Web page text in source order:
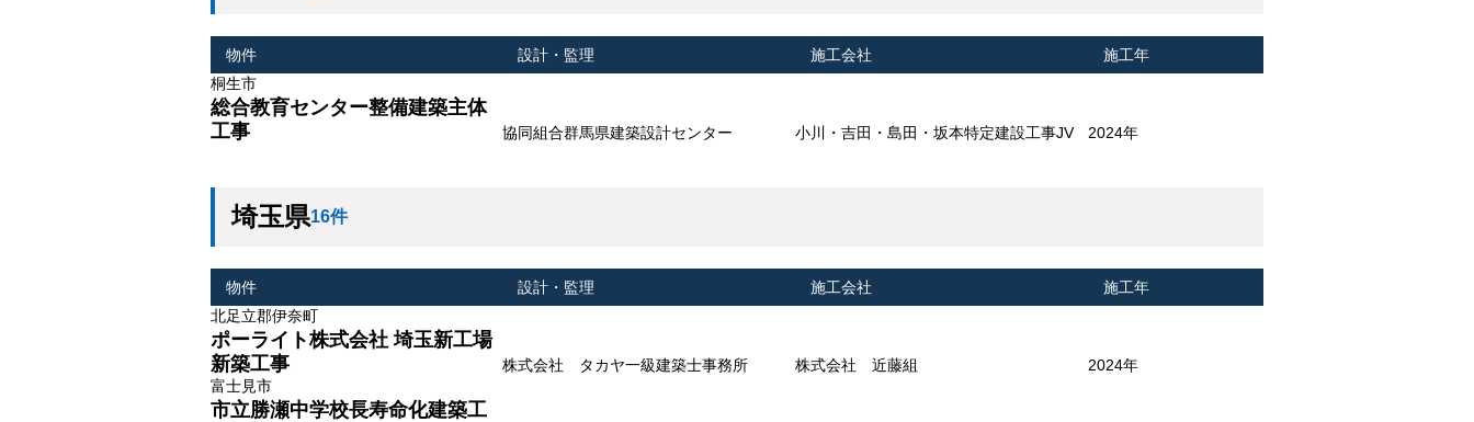
物件 設計・監理 施工会社
施工年
桐生市
総合教育センター整備建築主体
工事
協同組合群馬県建築設計センター 小川・吉田・島田・坂本特定建設工事JV 2024年
埼玉県16件
物件 設計・監理 施工会社
施工年
北足立郡伊奈町
ポーライト株式会社 埼玉新工場
新築工事
株式会社 タカヤ一級建築士事務所 株式会社 近藤組
2024年
富士見市
市立勝瀬中学校長寿命化建築工